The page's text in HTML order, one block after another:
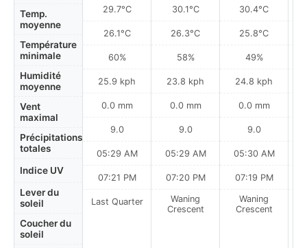
Temp.
moyenne
Température
minimale
Humidité
moyenne
Vent
maximal
Précipitations
totales
Indice UV
Lever du
soleil
Coucher du
soleil
29.7°C
26.1°C
60%
25.9 kph
0.0 mm
9.0
05:29 AM
07:21 PM
Last Quarter
30.1°C
26.3°C
58%
23.8 kph
0.0 mm
9.0
05:29 AM
07:20 PM
Waning
Crescent
30.4°C
25.8°C
49%
24.8 kph
0.0 mm
9.0
05:30 AM
07:19 PM
Waning
Crescent